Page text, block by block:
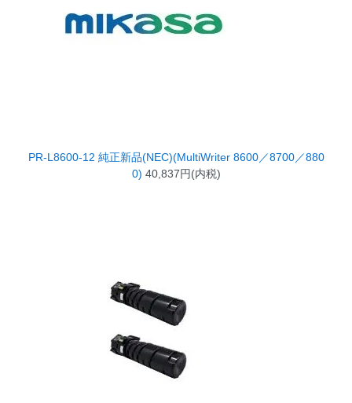
PR-L8600-12 純正新品(NEC)(MultiWriter 8600／8700／880
0) 40,837円(内税)